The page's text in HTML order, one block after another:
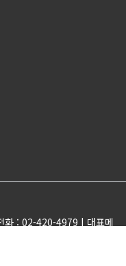
화 : 02-420-4979 | 대표메